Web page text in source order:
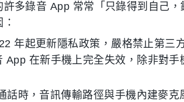
多錄音 App 常常「只錄得到自己
年起更新隱私政策，嚴格禁止第三
在新手機上完全失效，除非對手
話時，音訊傳輸路徑與手機內建麥克